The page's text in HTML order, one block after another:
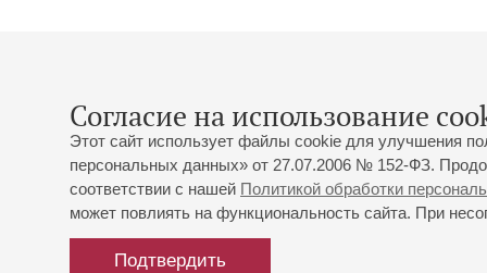
Согласие на использование
Этот сайт использует файлы cookie для улучшения
персональных данных» от 27.07.2006 № 152-ФЗ.
соответствии с нашей Политикой обработки
может повлиять на функциональность сайта. При
Подтвердить